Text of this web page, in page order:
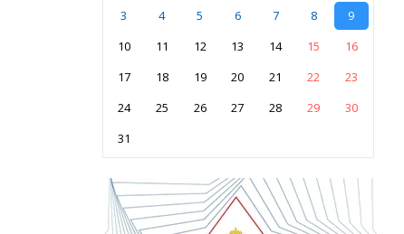
3
4 5 6 7 8
9
10
11 12 13 14 15
16
17
18 19 20 21 22
23
24
25 26 27 28 29
30
31